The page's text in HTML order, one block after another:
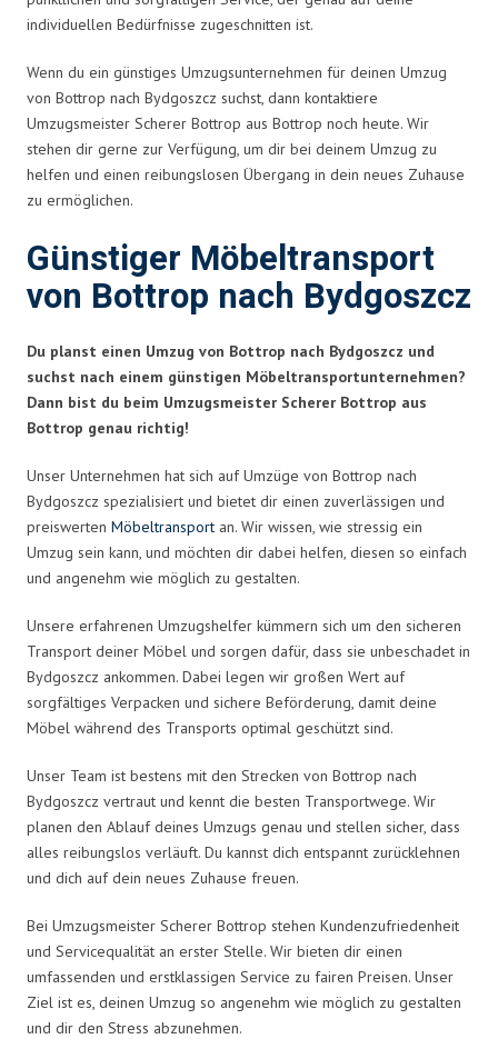
individuellen Bedürfnisse zugeschnitten ist.
Wenn du ein günstiges Umzugsunternehmen für deinen Umzug
von Bottrop nach Bydgoszcz suchst, dann kontaktiere
Umzugsmeister Scherer Bottrop aus Bottrop noch heute. Wir
stehen dir gerne zur Verfügung, um dir bei deinem Umzug zu
helfen und einen reibungslosen Übergang in dein neues Zuhause
zu ermöglichen.
Günstiger Möbeltransport
von Bottrop nach Bydgoszcz
Du planst einen Umzug von Bottrop nach Bydgoszcz und
suchst nach einem günstigen Möbeltransportunternehmen?
Dann bist du beim Umzugsmeister Scherer Bottrop aus
Bottrop genau richtig!
Unser Unternehmen hat sich auf Umzüge von Bottrop nach
Bydgoszcz spezialisiert und bietet dir einen zuverlässigen und
preiswerten Möbeltransport an. Wir wissen, wie stressig ein
Umzug sein kann, und möchten dir dabei helfen, diesen so einfach
und angenehm wie möglich zu gestalten.
Unsere erfahrenen Umzugshelfer kümmern sich um den sicheren
Transport deiner Möbel und sorgen dafür, dass sie unbeschadet in
Bydgoszcz ankommen. Dabei legen wir großen Wert auf
sorgfältiges Verpacken und sichere Beförderung, damit deine
Möbel während des Transports optimal geschützt sind.
Unser Team ist bestens mit den Strecken von Bottrop nach
Bydgoszcz vertraut und kennt die besten Transportwege. Wir
planen den Ablauf deines Umzugs genau und stellen sicher, dass
alles reibungslos verläuft. Du kannst dich entspannt zurücklehnen
und dich auf dein neues Zuhause freuen.
Bei Umzugsmeister Scherer Bottrop stehen Kundenzufriedenheit
und Servicequalität an erster Stelle. Wir bieten dir einen
umfassenden und erstklassigen Service zu fairen Preisen. Unser
Ziel ist es, deinen Umzug so angenehm wie möglich zu gestalten
und dir den Stress abzunehmen.